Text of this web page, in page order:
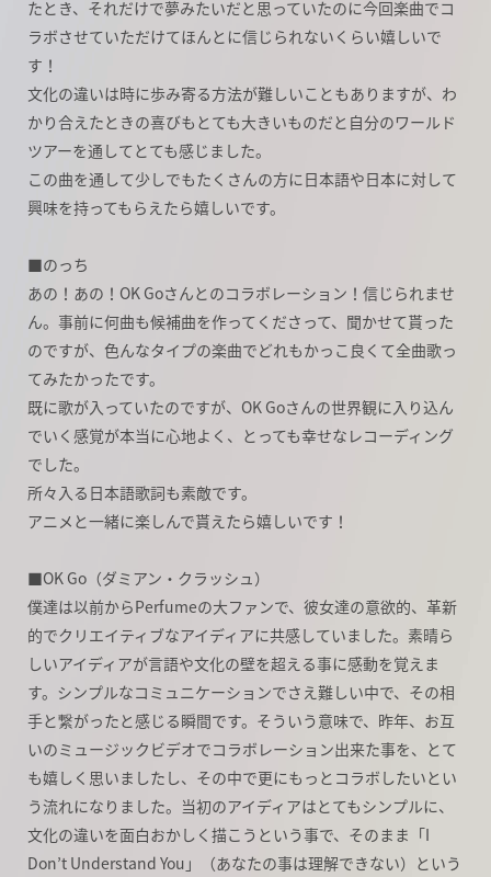
たとき、それだけで夢みたいだと思っていたのに今回楽曲でコ
ラボさせていただけてほんとに信じられないくらい嬉しいで
す！
文化の違いは時に歩み寄る方法が難しいこともありますが、わ
かり合えたときの喜びもとても大きいものだと自分のワールド
ツアーを通してとても感じました。
この曲を通して少しでもたくさんの方に日本語や日本に対して
興味を持ってもらえたら嬉しいです。
■のっち
あの！あの！OK Goさんとのコラボレーション！信じられませ
ん。事前に何曲も候補曲を作ってくださって、聞かせて貰った
のですが、色んなタイプの楽曲でどれもかっこ良くて全曲歌っ
てみたかったです。
既に歌が入っていたのですが、OK Goさんの世界観に入り込ん
でいく感覚が本当に心地よく、とっても幸せなレコーディング
でした。
所々入る日本語歌詞も素敵です。
アニメと一緒に楽しんで貰えたら嬉しいです！
■OK Go（ダミアン・クラッシュ）
僕達は以前からPerfumeの大ファンで、彼女達の意欲的、革新
的でクリエイティブなアイディアに共感していました。素晴ら
しいアイディアが言語や文化の壁を超える事に感動を覚えま
す。シンプルなコミュニケーションでさえ難しい中で、その相
手と繋がったと感じる瞬間です。そういう意味で、昨年、お互
いのミュージックビデオでコラボレーション出来た事を、とて
も嬉しく思いましたし、その中で更にもっとコラボしたいとい
う流れになりました。当初のアイディアはとてもシンプルに、
文化の違いを面白おかしく描こうという事で、そのまま「I
Don’t Understand You」（あなたの事は理解できない）という